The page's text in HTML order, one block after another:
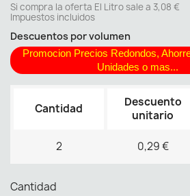
Si compra la oferta El Litro sale a 3,08 €
Impuestos incluidos
Descuentos por volumen
Promocion Precios Redondos,
Unidades o mas...
Cantidad
Descuento
unitario
2 0,29 €
Cantidad